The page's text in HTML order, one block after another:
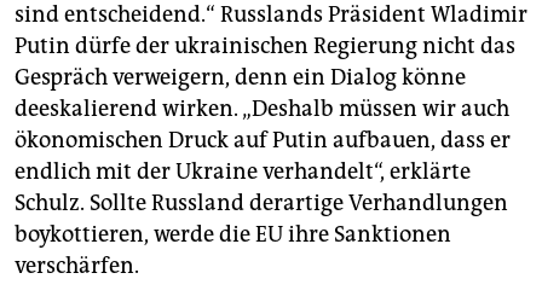
sind entscheidend.“ Russlands Präsident Wladimir
Putin dürfe der ukrainischen Regierung nicht das
Gespräch verweigern, denn ein Dialog könne
deeskalierend wirken. „Deshalb müssen wir auch
ökonomischen Druck auf Putin aufbauen, dass er
endlich mit der Ukraine verhandelt“, erklärte
Schulz. Sollte Russland derartige Verhandlungen
boykottieren, werde die EU ihre Sanktionen
verschärfen.